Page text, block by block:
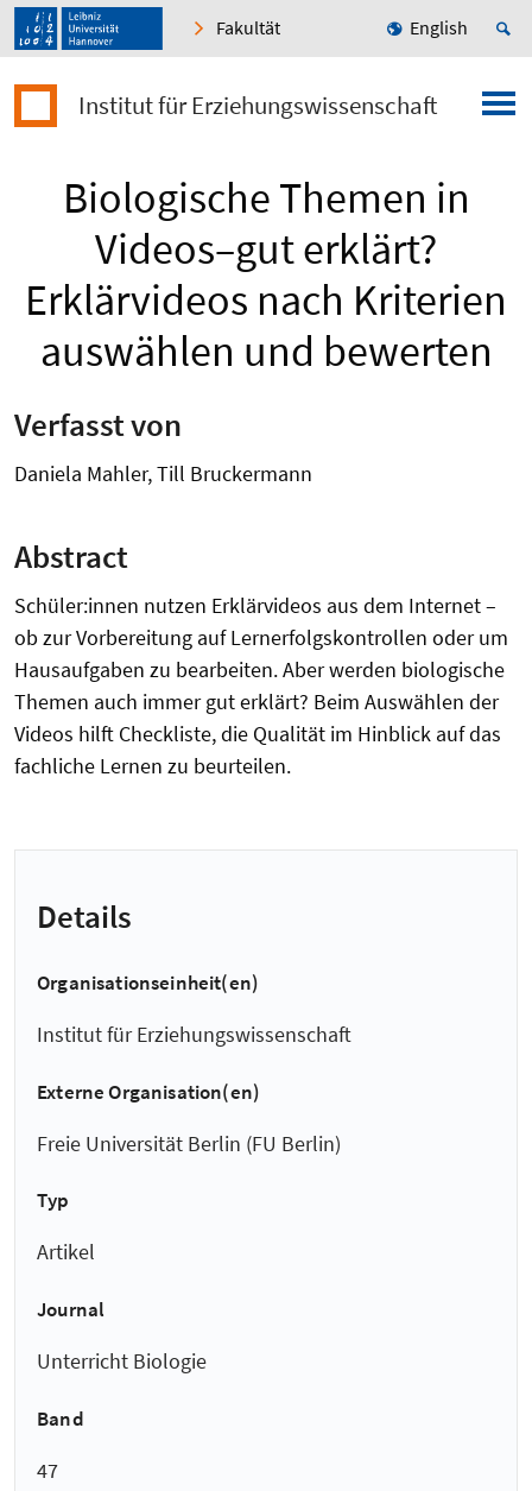
Fakultät English
Institut für Erziehungswissenschaft
Biologische Themen in
Videos–gut erklärt?
Erklärvideos nach Kriterien
auswählen und bewerten
Verfasst von
Daniela Mahler, Till Bruckermann
Abstract
Schüler:innen nutzen Erklärvideos aus dem Internet –
ob zur Vorbereitung auf Lernerfolgskontrollen oder um
Hausaufgaben zu bearbeiten. Aber werden biologische
Themen auch immer gut erklärt? Beim Auswählen der
Videos hilft Checkliste, die Qualität im Hinblick auf das
fachliche Lernen zu beurteilen.
Details
Organisationseinheit(en)
Institut für Erziehungswissenschaft
Externe Organisation(en)
Freie Universität Berlin (FU Berlin)
Typ
Artikel
Journal
Unterricht Biologie
Band
47